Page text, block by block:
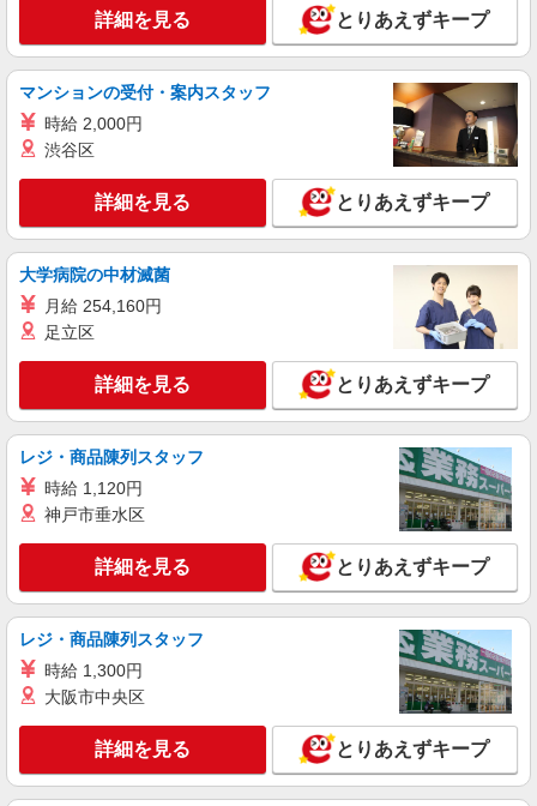
詳細を見る とりあえずキープ
マンションの受付・案内スタッフ
時給 2,000円
渋谷区
詳細を見る とりあえずキープ
大学病院の中材滅菌
月給 254,160円
足立区
詳細を見る とりあえずキープ
レジ・商品陳列スタッフ
時給 1,120円
神戸市垂水区
詳細を見る とりあえずキープ
レジ・商品陳列スタッフ
時給 1,300円
大阪市中央区
詳細を見る とりあえずキープ